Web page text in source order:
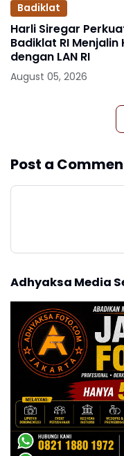
Badiklat
Harli Siregar
Badiklat RI
dengan LAN RI
August 05, 2026
Post a
Adhyaksa Media